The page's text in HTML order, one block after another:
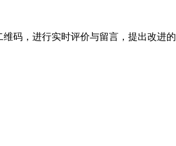
码，进行实时评价与留言，提出改进